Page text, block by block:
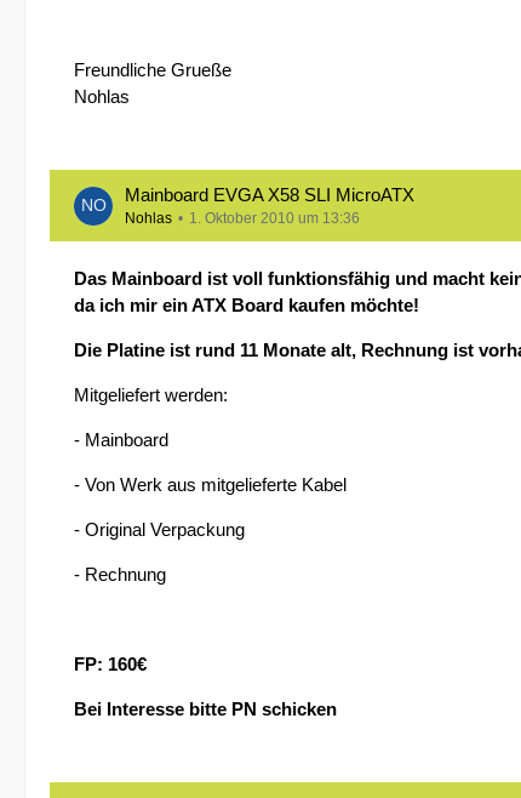
Freundliche Grueße
Nohlas
Mainboard EVGA X58 SLI MicroATX
Nohlas 1. Oktober 2010 um 13:36
Das Mainboard ist voll funktionsfähig und macht
da ich mir ein ATX Board kaufen möchte!
Die Platine ist rund 11 Monate alt, Rechnung ist
Mitgeliefert werden:
- Mainboard
- Von Werk aus mitgelieferte Kabel
- Original Verpackung
- Rechnung
FP: 160€
Bei Interesse bitte PN schicken